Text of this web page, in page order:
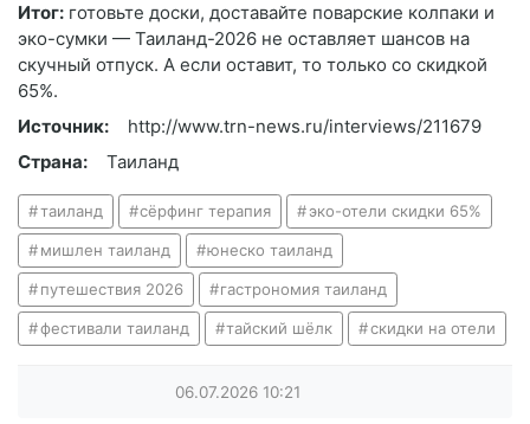
Итог: готовьте доски, доставайте поварские колпаки и
эко-сумки — Таиланд-2026 не оставляет шансов на
скучный отпуск. А если оставит, то только со скидкой
65%.
Источник:
http://www.trn-news.ru/interviews/211679
Страна:
Таиланд
таиланд сёрфинг терапия эко-отели скидки 65%
мишлен таиланд юнеско таиланд
путешествия 2026 гастрономия таиланд
фестивали таиланд тайский шёлк скидки на отели
06.07.2026 10:21